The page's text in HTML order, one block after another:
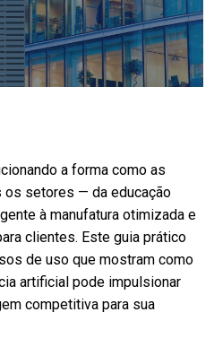
a forma como as
setores — da educação
à manufatura otimizada e
clientes. Este guia prático
de uso que mostram como
artificial pode impulsionar
competitiva para sua